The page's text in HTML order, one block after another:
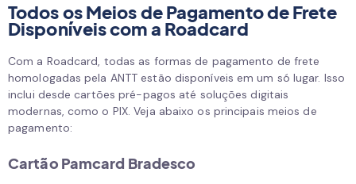
Todos os Meios de Pagamento de Frete
Disponíveis com a Roadcard
Com a Roadcard, todas as formas de pagamento de frete
homologadas pela ANTT estão disponíveis em um só lugar. Isso
inclui desde cartões pré-pagos até soluções digitais
modernas, como o PIX. Veja abaixo os principais meios de
pagamento:
Cartão Pamcard Bradesco